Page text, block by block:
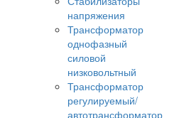
напряжения
Трансформатор
однофазный
силовой
низковольтный
Трансформатор
регулируемый/
автотрансформатор